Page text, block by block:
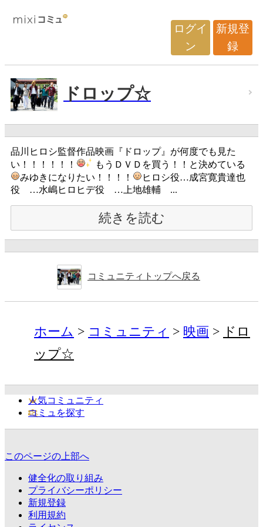
ログイ
ン
新規登
録
ドロップ☆
品川ヒロシ監督作品映画『ドロップ』が何度でも見た
い！！！！！！
もうＤＶＤを買う！！と決めている
みゆきになりたい！！！！
ヒロシ役…成宮寛貴達也
役 …水嶋ヒロヒデ役 …上地雄輔 ...
続きを読む
コミュニティトップへ戻る
ホーム コミュニティ 映画
ドロ
ップ☆
人気コミュニティ
コミュを探す
このページの上部へ
健全化の取り組み
プライバシーポリシー
新規登録
利用規約